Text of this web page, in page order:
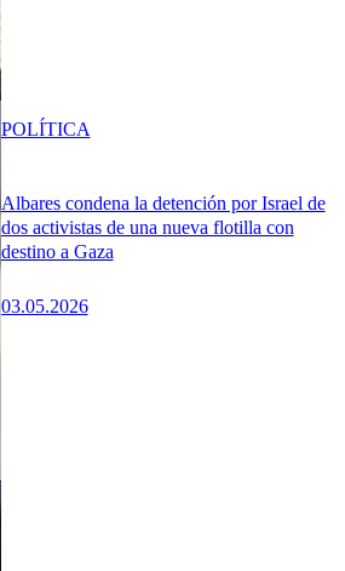
Albares condena la detención por Israel de
dos activistas de una nueva flotilla con
destino a Gaza
03.05.2026
POLÍTICA